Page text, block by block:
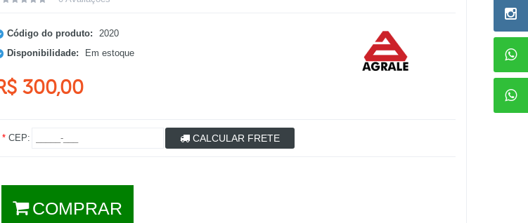
Código do produto:
2020
Disponibilidade:
Em estoque
300,00
*CEP: CALCULAR FRETE
COMPRAR